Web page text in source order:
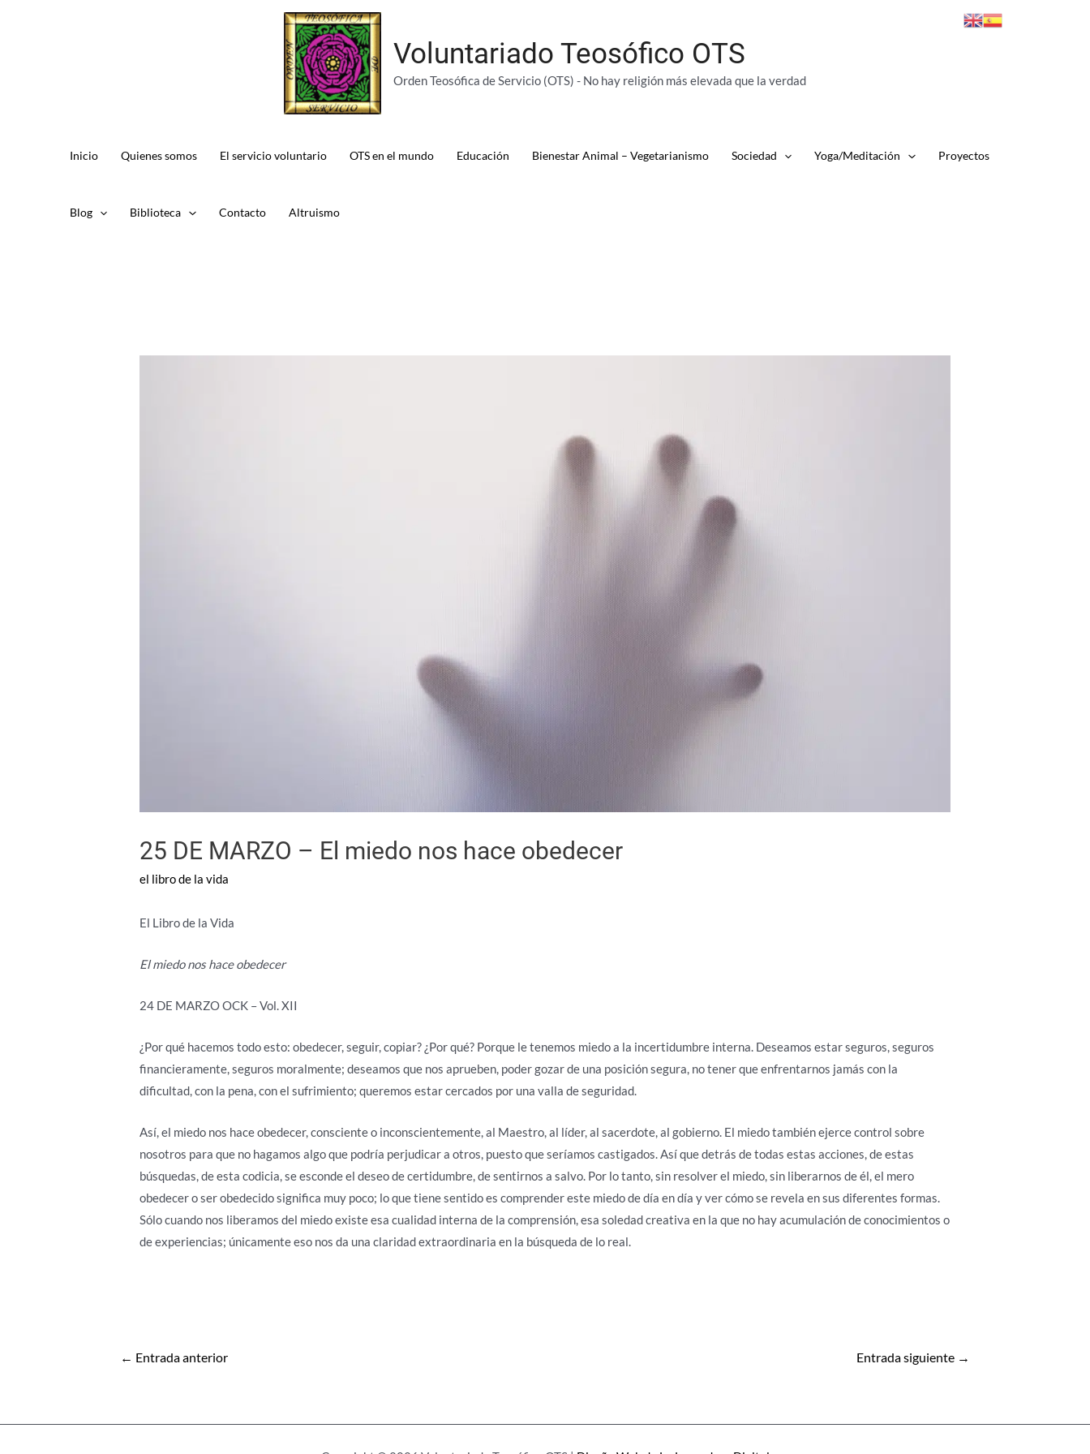
Voluntariado Teosófico OTS
Orden Teosófica de Servicio (OTS) - No hay religión más elevada que la verdad
Inicio Quienes somos El servicio voluntario OTS en el mundo Educación Bienestar Animal – Vegetarianismo Sociedad Yoga/Meditación Proyectos
Blog Biblioteca Contacto Altruismo
25 DE MARZO – El miedo nos hace obedecer
el libro de la vida
El Libro de la Vida
El miedo nos hace obedecer
24 DE MARZO OCK – Vol. XII
¿Por qué hacemos todo esto: obedecer, seguir, copiar? ¿Por qué? Porque le tenemos miedo a la incertidumbre interna. Deseamos estar seguros, seguros
financieramente, seguros moralmente; deseamos que nos aprueben, poder gozar de una posición segura, no tener que enfrentarnos jamás con la
dificultad, con la pena, con el sufrimiento; queremos estar cercados por una valla de seguridad.
Así, el miedo nos hace obedecer, consciente o inconscientemente, al Maestro, al líder, al sacerdote, al gobierno. El miedo también ejerce control sobre
nosotros para que no hagamos algo que podría perjudicar a otros, puesto que seríamos castigados. Así que detrás de todas estas acciones, de estas
búsquedas, de esta codicia, se esconde el deseo de certidumbre, de sentirnos a salvo. Por lo tanto, sin resolver el miedo, sin liberarnos de él, el mero
obedecer o ser obedecido significa muy poco; lo que tiene sentido es comprender este miedo de día en día y ver cómo se revela en sus diferentes formas.
Sólo cuando nos liberamos del miedo existe esa cualidad interna de la comprensión, esa soledad creativa en la que no hay acumulación de conocimientos o
de experiencias; únicamente eso nos da una claridad extraordinaria en la búsqueda de lo real.
Navegación
← Entrada anterior Entrada siguiente →